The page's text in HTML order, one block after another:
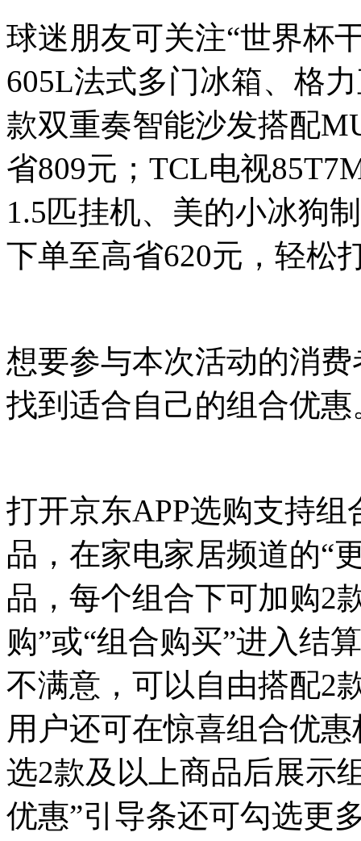
球迷朋友可关注“世界杯
605L法式多门冰箱、格
款双重奏智能沙发搭配
省809元；TCL电视
1.5匹挂机、美的小冰狗
下单至高省620元，轻松
想要参与本次活动的消
找到适合自己的组合优惠
打开京东APP选购支持
品，在家电家居频道的“
品，每个组合下可加购2
购”或“组合购买”进入结
不满意，可以自由搭配2
用户还可在惊喜组合优
选2款及以上商品后展示
优惠”引导条还可勾选更